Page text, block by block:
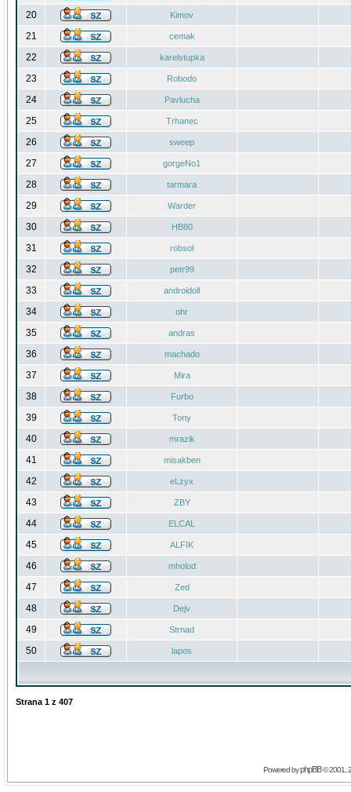
20 Kimov
21 cemak
22 karelstupka
23 Robodo
24 Pavlucha
25 Trhanec
26 sweep
27 gorgeNo1
28 tarmara
29 Warder
30 HB80
31 robsol
32 petr99
33 androidoll
34 ohr
35 andras
36 machado
37 Mira
38 Furbo
39 Tony
40 mrazik
41 misakben
42 eLzyx
43 ZBY
44 ELCAL
45 ALFIK
46 mholod
47 Zed
48 Dejv
49 Strnad
50 lapos
Strana 1 z 407
Powered byphpBB© 2001,